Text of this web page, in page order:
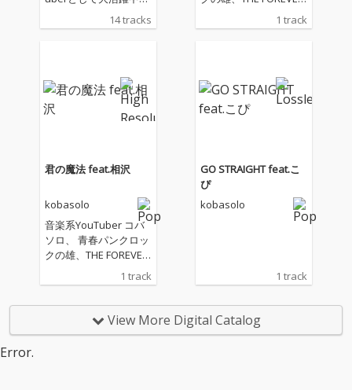
コバソロの大人気カバ
ーアルバム『これくし
ーズをコンパイルした
「これくしょん」はリ
リースのたびに国内外
リーミング数は約2億
回におよぶ大人気コン
uTube Channelでお馴
染みのアーティストか
ら、近年コラボしはじ
めた方まで、最前線で
共同制作、現在YouTu
14 tracks
YOUNGカヴァー第二弾
を配信
1 track
君の魔法 feat.相沢
kobasolo
音楽系YouTuber コバ
ソロ、 青春パンクロッ
クの雄、THE FOREVER
YOUNGカヴァー第二弾
を配信
1 track
GO STRAIGHT feat.こ
ぴ
kobasolo
1 track
View More Digital Catalog
Error.